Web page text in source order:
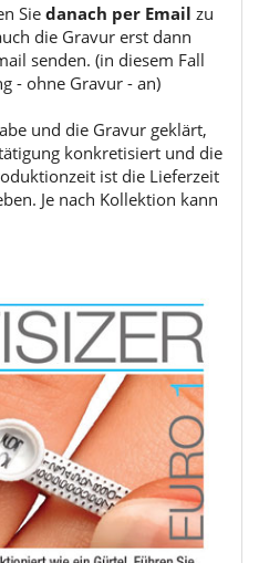
Sie danach per Email zu
die Gravur erst dann
senden. (in diesem Fall
- ohne Gravur - an)
und die Gravur geklärt,
konkretisiert und die
ist die Lieferzeit
Je nach Kollektion kann